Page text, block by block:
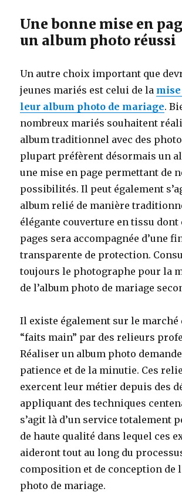
Une bonne mise en
un album photo réussi
Un autre choix important que
jeunes mariés est celui de la mise
leur album photo de mariage.
nombreux mariés souhaitent
album traditionnel avec des
plupart préfèrent désormais un
une mise en page permettant de
possibilités. Il peut également
album relié de manière
élégante couverture en tissu dont
pages sera accompagnée d’une
transparente de protection.
toujours le photographe pour la
de l’album photo de mariage
Il existe également sur le marché
“faits main” par des relieurs
Réaliser un album photo
patience et de la minutie. Ces
exercent leur métier depuis des
appliquant des techniques
s’agit là d’un service totalement
de haute qualité dans lequel ces
aideront tout au long du
composition et de conception de
photo de mariage.